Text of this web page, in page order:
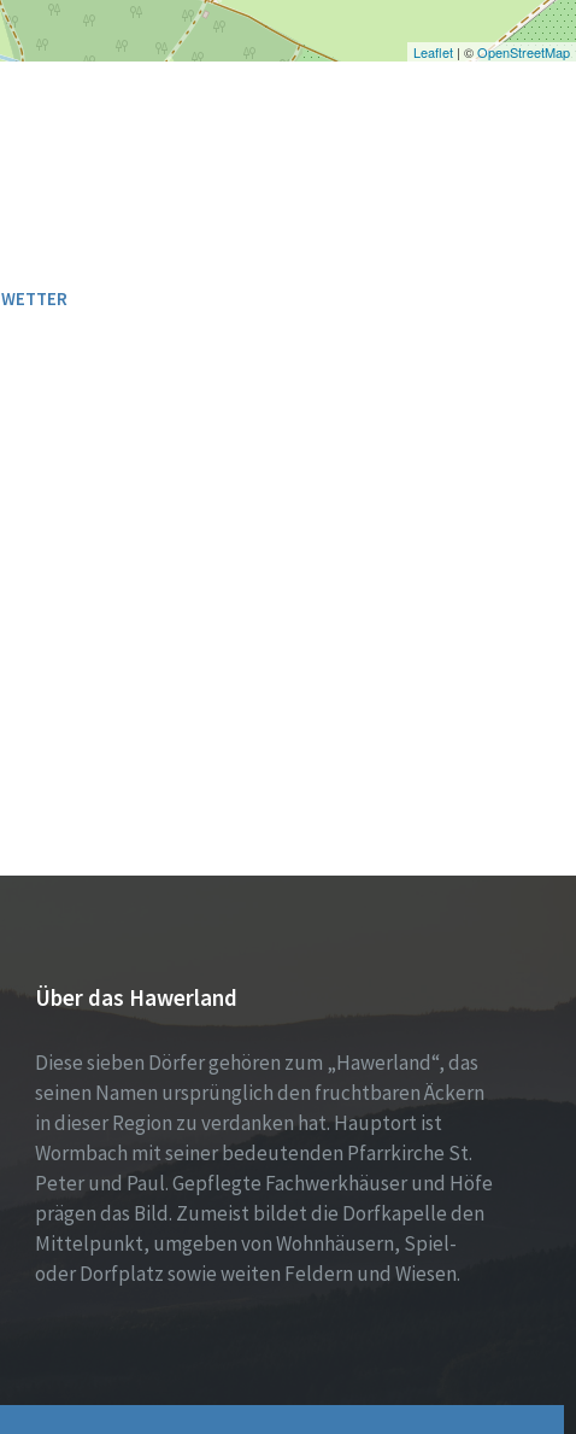
Leaflet | ©OpenStreetMap
WETTER
Über das Hawerland
Diese sieben Dörfer gehören zum „Hawerland“, das
seinen Namen ursprünglich den fruchtbaren Äckern
in dieser Region zu verdanken hat. Hauptort ist
Wormbach mit seiner bedeutenden Pfarrkirche St.
Peter und Paul. Gepflegte Fachwerkhäuser und Höfe
prägen das Bild. Zumeist bildet die Dorfkapelle den
Mittelpunkt, umgeben von Wohnhäusern, Spiel-
oder Dorfplatz sowie weiten Feldern und Wiesen.